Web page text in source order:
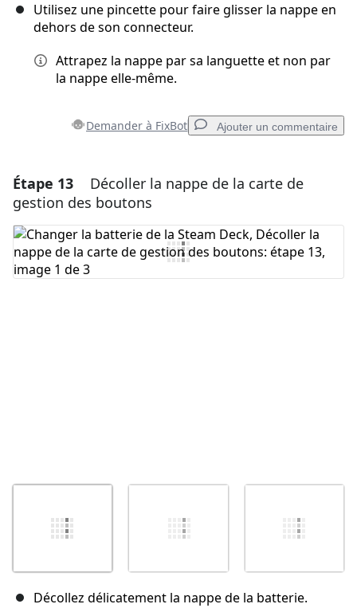
Utilisez une pincette pour faire glisser la nappe en
dehors de son connecteur.
Attrapez la nappe par sa languette et non par
la nappe elle-même.
Demander à FixBot Ajouter un commentaire
Ajouter un commentaire
Ajouter un commentaire
Étape 13
Décoller la nappe de la carte de
gestion des boutons
Décollez délicatement la nappe de la batterie.